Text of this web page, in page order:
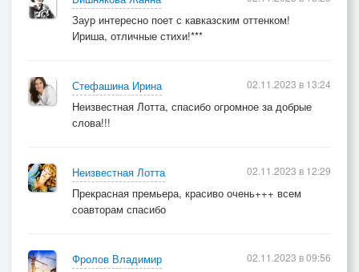
Заур интересно поет с кавказским оттенком!
Ириша, отличные стихи!***
Стефашина Ирина
Неизвестная Лотта, спасибо огромное за добрые
слова!!!
02.11.2023 в 13:24
Неизвестная Лотта
Прекрасная премьера, красиво очень+++ всем
соавторам спасибо
02.11.2023 в 12:29
Фролов Владимир
02.11.2023 в 09:56